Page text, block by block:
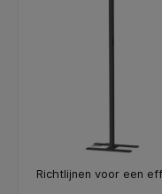
Richtlijnen voor een